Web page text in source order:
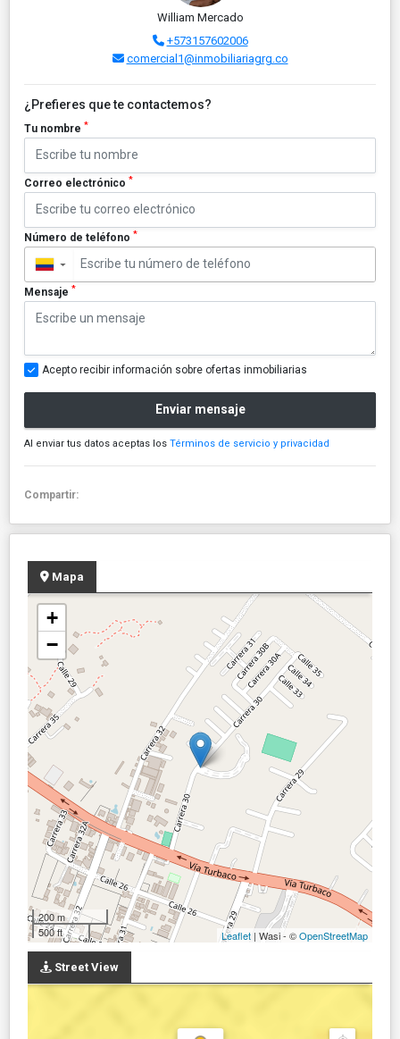
William Mercado
+573157602006
comercial1@inmobiliariagrg.co
¿Prefieres que te contactemos?
Tu nombre *
Correo electrónico *
Número de teléfono *
▼
Mensaje *
Acepto recibir información sobre ofertas inmobiliarias
Enviar mensaje
Al enviar tus datos aceptas los Términos de servicio y privacidad
Compartir:
Mapa
+
−
200 m
500 ft
Leaflet | Wasi - ©OpenStreetMap
Street View